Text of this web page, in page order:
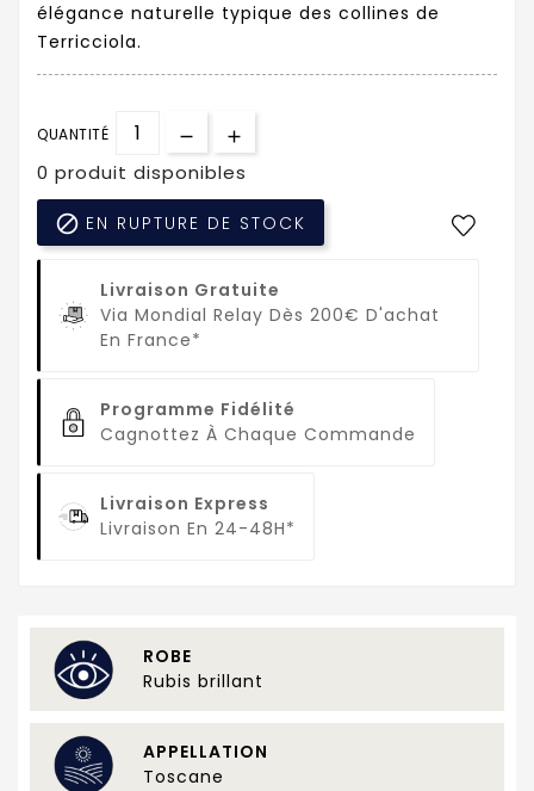
élégance naturelle typique des collines de
Terricciola.
QUANTITÉ
0 produit disponibles
 EN RUPTURE DE STOCK
Livraison Gratuite
Via Mondial Relay Dès 200€ D'achat
En France*
Programme Fidélité
Cagnottez À Chaque Commande
Livraison Express
Livraison En 24-48H*
ROBE
Rubis brillant
APPELLATION
Toscane